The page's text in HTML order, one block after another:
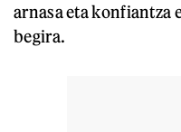
arnasa eta konfiantza
begira.